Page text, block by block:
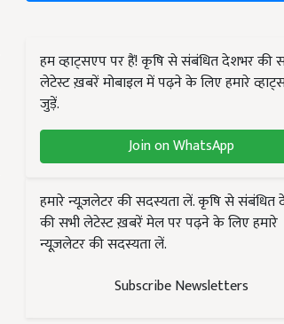
हम व्हाट्सएप पर हैं! कृषि से संबंधित देशभर की
लेटेस्ट ख़बरें मोबाइल में पढ़ने के लिए हमारे
जुड़ें.
Join on WhatsApp
हमारे न्यूज़लेटर की सदस्यता लें. कृषि से संबंधित
की सभी लेटेस्ट ख़बरें मेल पर पढ़ने के लिए हमारे
न्यूज़लेटर की सदस्यता लें.
Subscribe Newsletters